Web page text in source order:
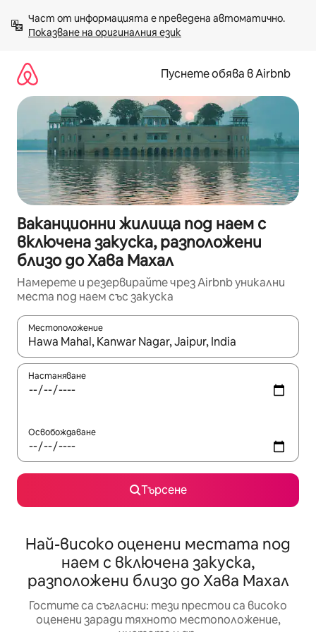
към
съдържанието
Показване на оригиналния език
Пуснете обява в Airbnb
Ваканционни жилища под наем с
включена закуска, разположени
близо до Хава Махал
Намерете и резервирайте чрез Airbnb уникални
места под наем със закуска
Местоположение
Когато резултатите се покажат, използвайте
Настаняване
Освобождаване
Търсене
Най-високо оценени местата под
наем с включена закуска,
разположени близо до Хава Махал
Гостите са съгласни: тези престои са високо
оценени заради тяхното местоположение,